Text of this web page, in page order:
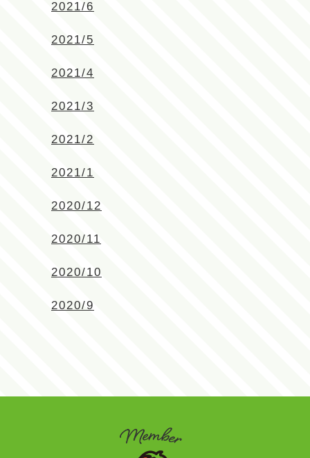
2021/6
2021/5
2021/4
2021/3
2021/2
2021/1
2020/12
2020/11
2020/10
2020/9